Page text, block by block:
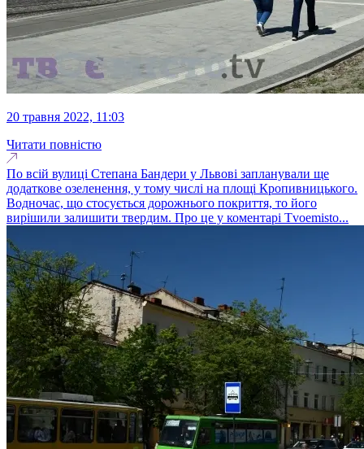
20 травня 2022, 11:03
Читати повністю
По всій вулиці Степана Бандери у Львові запланували ще
додаткове озеленення, у тому числі на площі Кропивницького.
Водночас, що стосується дорожнього покриття, то його
вирішили залишити твердим. Про це у коментарі Tvoemisto...